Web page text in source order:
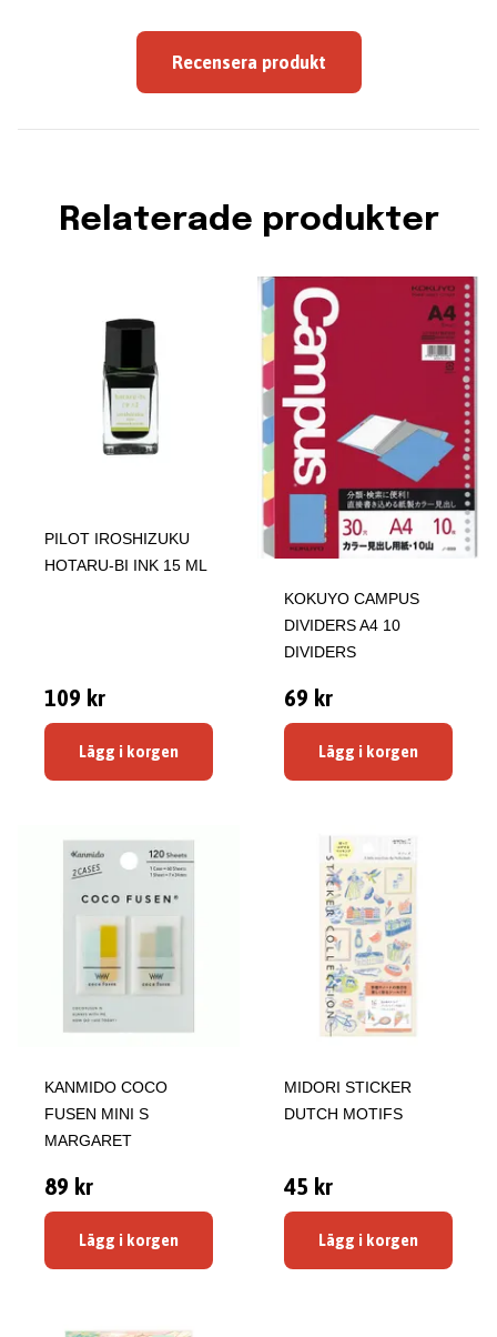
Recensera produkt
Relaterade produkter
PILOT IROSHIZUKU
HOTARU-BI INK 15 ML
109 kr
Lägg i korgen
KOKUYO CAMPUS
DIVIDERS A4 10
DIVIDERS
69 kr
Lägg i korgen
KANMIDO COCO
FUSEN MINI S
MARGARET
89 kr
Lägg i korgen
MIDORI STICKER
DUTCH MOTIFS
45 kr
Lägg i korgen